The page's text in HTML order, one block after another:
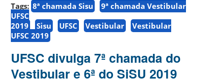
Tags: 8ª chamada Sisu
9ª chamada Vestibular
UFSC
2019
Sisu UFSC Vestibular
Vestibular
UFSC 2019
UFSC divulga 7ª chamada do
Vestibular e 6ª do SiSU 2019